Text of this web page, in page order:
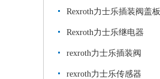
Rexroth力士乐插装阀盖板
Rexroth力士乐继电器
rexroth力士乐插装阀
rexroth力士乐传感器